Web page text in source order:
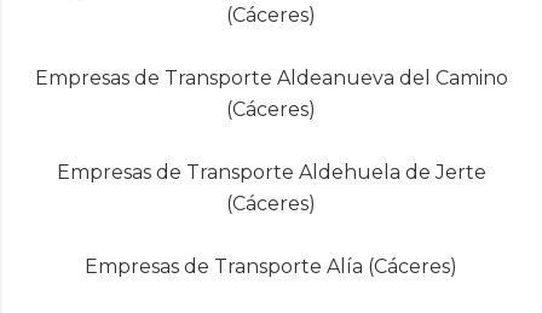
(Cáceres)
Empresas de Transporte Aldeanueva del Camino
(Cáceres)
Empresas de Transporte Aldehuela de Jerte
(Cáceres)
Empresas de Transporte Alía (Cáceres)